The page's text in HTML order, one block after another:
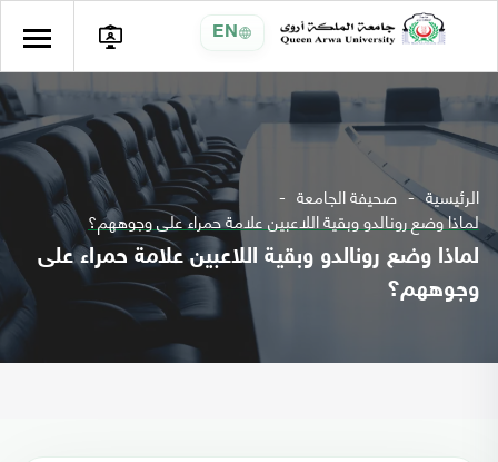
EN
الرئيسية صحيفة الجامعة
لماذا وضع رونالدو وبقية اللاعبين علامة حمراء على وجوههم؟
لماذا وضع رونالدو وبقية اللاعبين علامة حمراء على
وجوههم؟